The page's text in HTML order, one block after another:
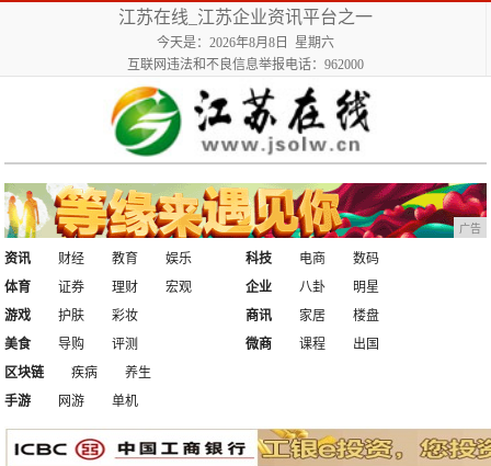
江苏在线_江苏企业资讯平台之一
今天是：2026年8月8日 星期六
互联网违法和不良信息举报电话：962000
广告
资讯 财经 教育
娱乐
体育
证券 理财 宏观
科技 电商
数码
企业
八卦
明星
游戏
护肤
彩妆
美食
导购 评测
商讯 家居
楼盘
微商
课程
出国
区块链
疾病
养生
手游
网游 单机